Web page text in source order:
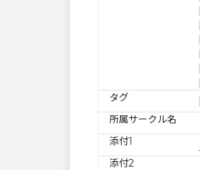
タグ
所属サークル名
添付1
添付2